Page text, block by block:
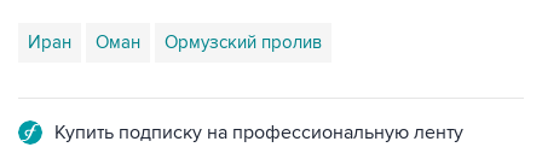
Иран Оман Ормузский пролив
Купить подписку на профессиональную ленту